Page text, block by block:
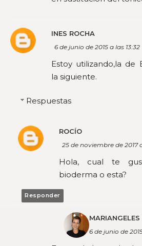
INES ROCHA
6 de junio de 2015 a las 13:32
Estoy utilizando,la de
la siguiente.
Respuestas
ROCÍO
25 de noviembre de 2017
Hola, cual te
bioderma o esta?
Responder
6 de junio de